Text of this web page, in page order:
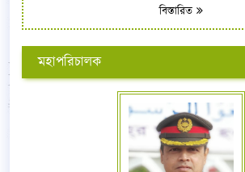
বিস্তারিত
মহাপরিচালক